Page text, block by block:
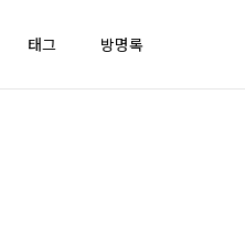
태그 방명록